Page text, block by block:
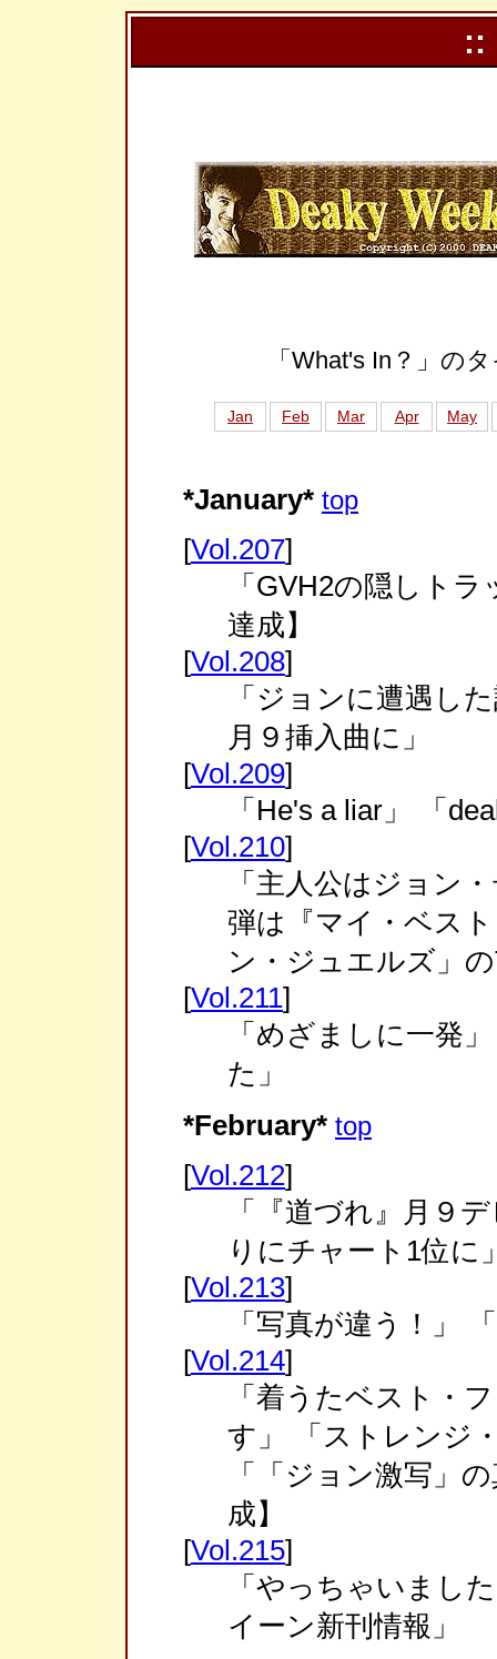
::
「What's In？」の
Jan Feb Mar Apr May
*January* top
[Vol.207]
「GVH2の隠しト
達成】
[Vol.208]
「ジョンに遭遇し
月９挿入曲に」
[Vol.209]
「He's a liar」 「
[Vol.210]
「主人公はジョン
弾は『マイ・ベス
ン・ジュエルズ」
[Vol.211]
「めざましに一発
た」
*February* top
[Vol.212]
「『道づれ』月９
りにチャート1位に
[Vol.213]
「写真が違う！」
[Vol.214]
「着うたベスト・
す」 「ストレンジ
「「ジョン激写」
成】
[Vol.215]
「やっちゃいまし
イーン新刊情報」